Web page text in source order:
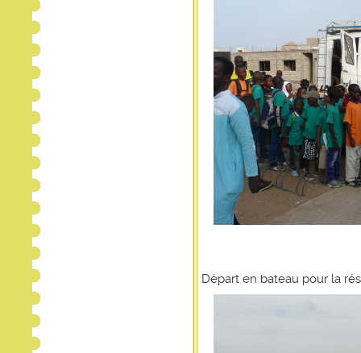
Départ en bateau pour la